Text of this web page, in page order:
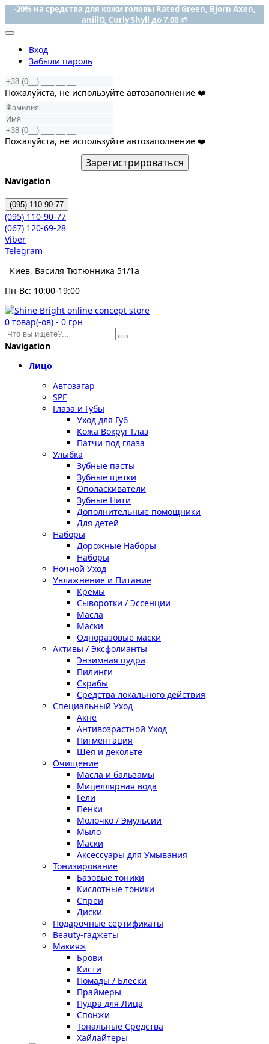
-20% на средства для кожи головы Rated Green, Bjorn Axen,
anillO, Curly Shyll до 7.08 🌱
Вход
Забыли пароль
Пожалуйста, не используйте автозаполнение ❤️
Пожалуйста, не используйте автозаполнение ❤️
Зарегистрироваться
Navigation
(095) 110-90-77
(095) 110-90-77
(067) 120-69-28
Viber
Telegram
Киев, Василя Тютюнника 51/1а
Пн-Вс: 10:00-19:00
0 товар(-ов) - 0 грн
Navigation
Лицо
Автозагар
SPF
Глаза и Губы
Уход для Губ
Кожа Вокруг Глаз
Патчи под глаза
Улыбка
Зубные пасты
Зубные щётки
Ополаскиватели
Зубные Нити
Дополнительные помощники
Для детей
Наборы
Дорожные Наборы
Наборы
Ночной Уход
Увлажнение и Питание
Кремы
Сыворотки / Эссенции
Масла
Маски
Одноразовые маски
Активы / Эксфолианты
Энзимная пудра
Пилинги
Скрабы
Средства локального действия
Специальный Уход
Акне
Антивозрастной Уход
Пигментация
Шея и декольте
Очищение
Масла и бальзамы
Мицеллярная вода
Гели
Пенки
Молочко / Эмульсии
Мыло
Маски
Аксессуары для Умывания
Тонизирование
Базовые тоники
Кислотные тоники
Спреи
Диски
Подарочные сертификаты
Beauty-гаджеты
Макияж
Брови
Кисти
Помады / Блески
Праймеры
Пудра для Лица
Спонжи
Тональные Средства
Хайлайтеры